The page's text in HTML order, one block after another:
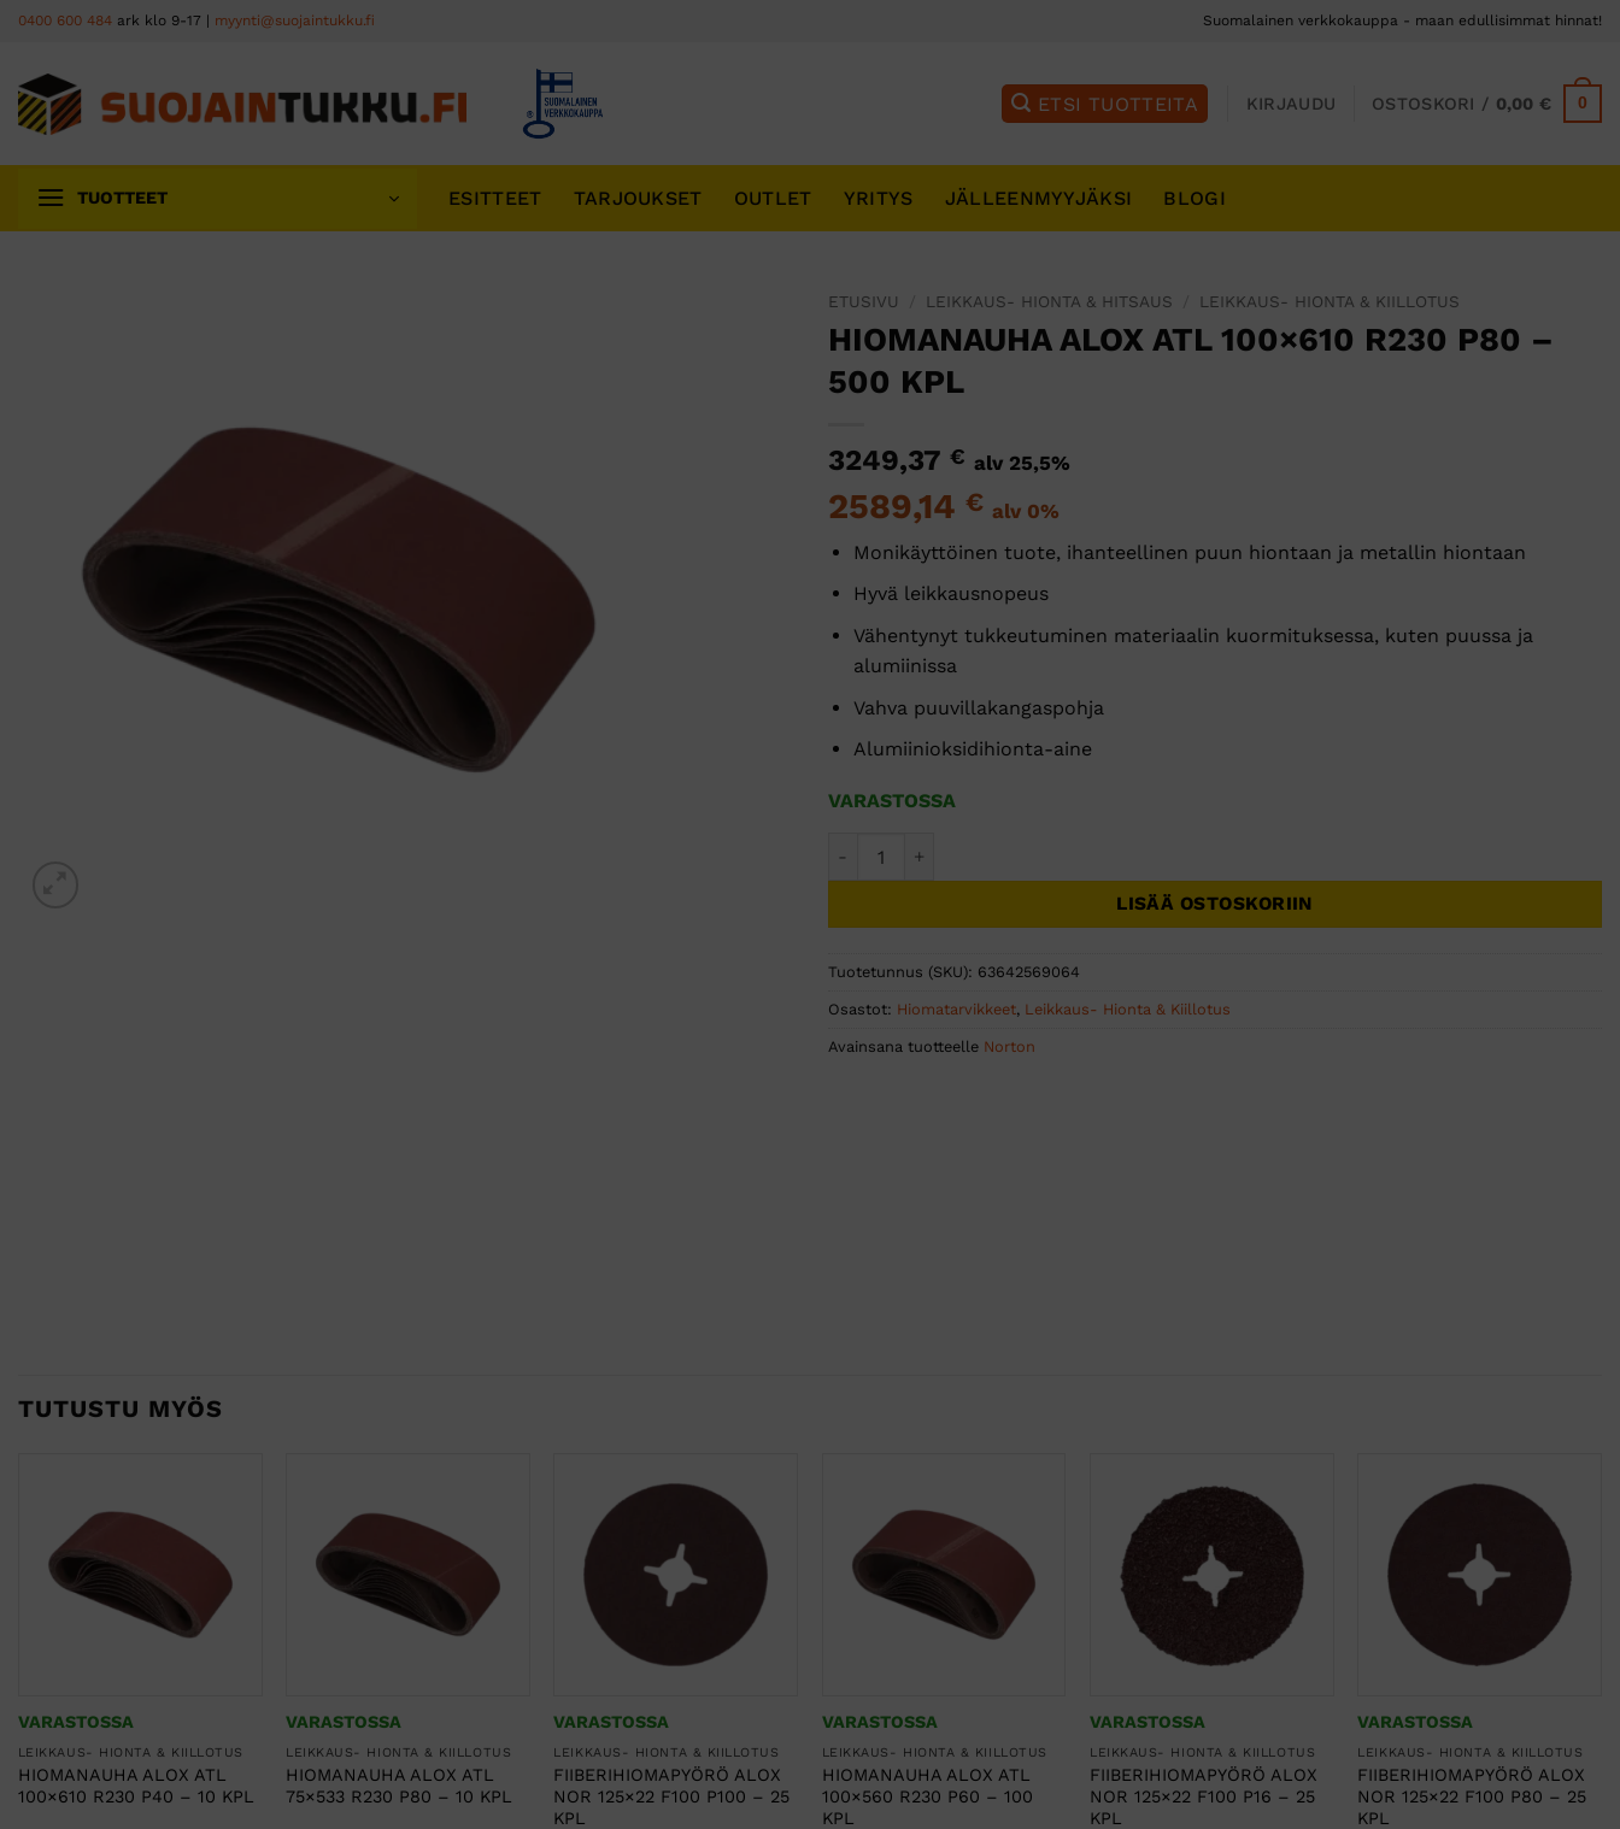
Skip
content
0400 600 484 ark klo 9-17 | myynti@suojaintukku.fi Suomalainen verkkokauppa - maan edullisimmat hinnat!
KIRJAUDU OSTOSKORI / 0,00€ 0
TUOTTEET ESITTEET TARJOUKSET OUTLET YRITYS JÄLLEENMYYJÄKSI BLOGI
ETUSIVU LEIKKAUS- HIONTA & HITSAUS LEIKKAUS- HIONTA & KIILLOTUS
HIOMANAUHA ALOX ATL 100×610 R230 P80 –
500 KPL
3249,37 € alv 25,5%
2589,14 € alv 0%
Monikäyttöinen tuote, ihanteellinen puun hiontaan ja metallin hiontaan
Hyvä leikkausnopeus
Vähentynyt tukkeutuminen materiaalin kuormituksessa, kuten puussa ja
alumiinissa
Vahva puuvillakangaspohja
Alumiinioksidihionta-aine
VARASTOSSA
LISÄÄ OSTOSKORIIN
Tuotetunnus (SKU): 63642569064
Osastot: Hiomatarvikkeet, Leikkaus- Hionta & Kiillotus
Avainsana tuotteelle Norton
TUTUSTU MYÖS
VARASTOSSA
LEIKKAUS- HIONTA & KIILLOTUS
HIOMANAUHA ALOX ATL
100×610 R230 P40 – 10 KPL
VARASTOSSA
LEIKKAUS- HIONTA & KIILLOTUS
HIOMANAUHA ALOX ATL
75×533 R230 P80 – 10 KPL
VARASTOSSA
LEIKKAUS- HIONTA & KIILLOTUS
FIIBERIHIOMAPYÖRÖ ALOX
NOR 125×22 F100 P100 – 25
KPL
VARASTOSSA
LEIKKAUS- HIONTA & KIILLOTUS
HIOMANAUHA ALOX ATL
100×560 R230 P60 – 100
KPL
VARASTOSSA
LEIKKAUS- HIONTA & KIILLOTUS
FIIBERIHIOMAPYÖRÖ ALOX
NOR 125×22 F100 P16 – 25
KPL
VARASTOSSA
LEIKKAUS- HIONTA & KIILLOTUS
FIIBERIHIOMAPYÖRÖ ALOX
NOR 125×22 F100 P80 – 25
KPL